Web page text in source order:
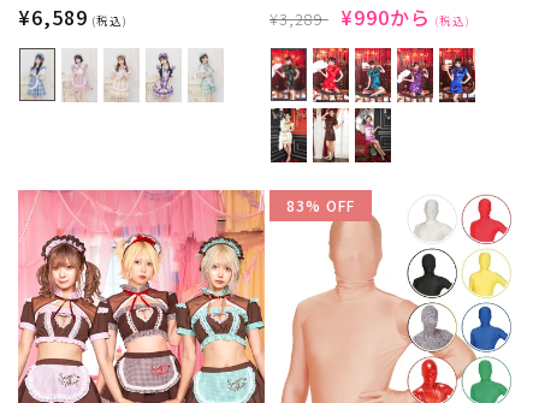
ンク/イエロー/パープル/ミント
【クリアストーン】♡
通
常
価
格
¥6,589 (税込)
通
常
価
格
¥3,289 SALE
価
格
¥990から (税込)
83% OFF